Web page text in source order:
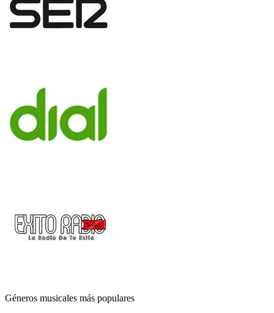
Géneros musicales más populares